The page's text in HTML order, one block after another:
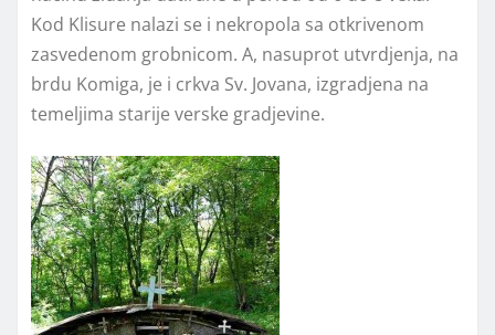
Kod Klisure nalazi se i nekropola sa otkrivenom
zasvedenom grobnicom. A, nasuprot utvrdjenja, na
brdu Komiga, je i crkva Sv. Jovana, izgradjena na
temeljima starije verske gradjevine.